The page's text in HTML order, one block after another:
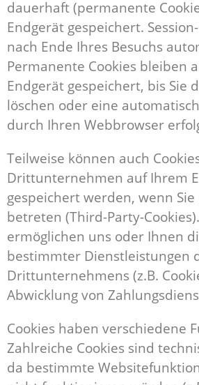
dauerhaft (permanente
Endgerät gespeichert.
nach Ende Ihres Besuchs
Permanente Cookies bleiben
Endgerät gespeichert, bis Sie
löschen oder eine
durch Ihren Webbrowser
Teilweise können auch
Drittunternehmen auf Ihrem
gespeichert werden, wenn Sie
betreten (Third-Party-
ermöglichen uns oder Ihnen
bestimmter Dienstleistungen
Drittunternehmens (z.B.
Abwicklung von
Cookies haben verschiedene
Zahlreiche Cookies sind
da bestimmte